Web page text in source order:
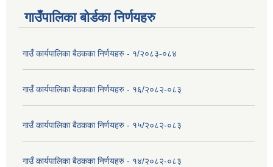
गाउँपालिका बोर्डका निर्णयहरु
गाउँ कार्यपालिका बैठकका निर्णयहरु - १/२०८३-०८४
गाउँ कार्यपालिका बैठकका निर्णयहरु - १६/२०८२-०८३
गाउँ कार्यपालिका बैठकका निर्णयहरु - १५/२०८२-०८३
गाउँ कार्यपालिका बैठकका निर्णयहरु - १४/२०८२-०८३